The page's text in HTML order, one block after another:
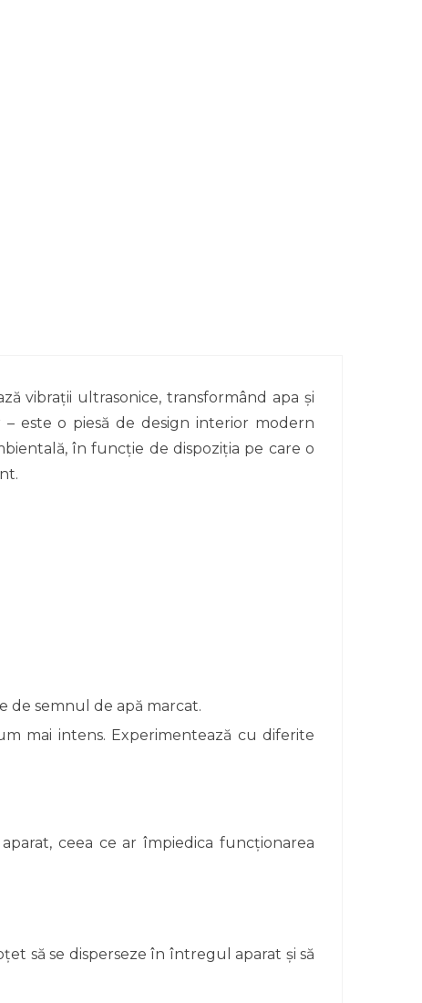
vibrații ultrasonice, transformând apa și
este o piesă de design interior modern
în funcție de dispoziția pe care o
de semnul de apă marcat.
mai intens. Experimentează cu diferite
ceea ce ar împiedica funcționarea
să se disperseze în întregul aparat și să